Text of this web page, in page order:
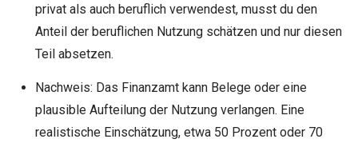
privat als auch beruflich verwendest, musst du den
Anteil der beruflichen Nutzung schätzen und nur diesen
Teil absetzen.
Nachweis: Das Finanzamt kann Belege oder eine
plausible Aufteilung der Nutzung verlangen. Eine
realistische Einschätzung, etwa 50 Prozent oder 70